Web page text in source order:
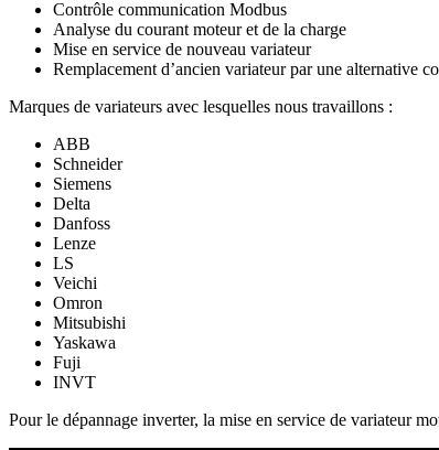
Contrôle communication Modbus
Analyse du courant moteur et de la charge
Mise en service de nouveau variateur
Remplacement d’ancien variateur par une alternative
Marques de variateurs avec lesquelles nous travaillons :
ABB
Schneider
Siemens
Delta
Danfoss
Lenze
LS
Veichi
Omron
Mitsubishi
Yaskawa
Fuji
INVT
Pour le dépannage inverter, la mise en service de variateur